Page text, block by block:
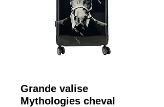
Grande valise
Mythologies cheval